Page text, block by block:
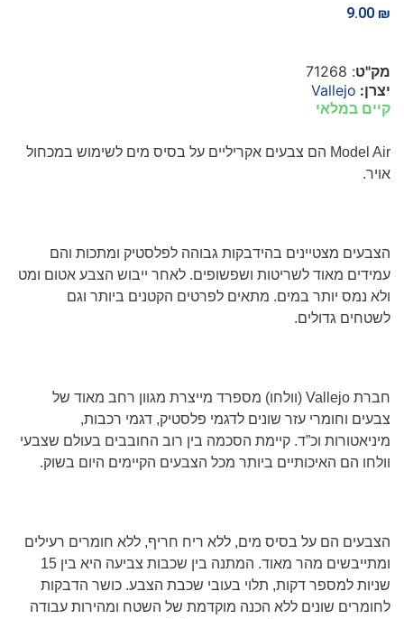
9.00 ₪
מק"ט: 71268
יצרן: Vallejo
קיים במלאי
Model Air הם צבעים אקריליים על בסיס מים לשימוש במכחול
אויר.
הצבעים מצטיינים בהידבקות גבוהה לפלסטיק ומתכות והם
עמידים מאוד לשריטות ושפשופים. לאחר ייבוש הצבע אטום ומט
ולא נמס יותר במים. מתאים לפרטים הקטנים ביותר וגם
לשטחים גדולים.
חברת Vallejo (וולחו) מספרד מייצרת מגוון רחב מאוד של
צבעים וחומרי עזר שונים לדגמי פלסטיק, דגמי רכבות,
מיניאטורות וכ”ד. קיימת הסכמה בין רוב החובבים בעולם שצבעי
וולחו הם האיכותיים ביותר מכל הצבעים הקיימים היום בשוק.
הצבעים הם על בסיס מים, ללא ריח חריף, ללא חומרים רעילים
ומתייבשים מהר מאוד. המתנה בין שכבות צביעה היא בין 15
שניות למספר דקות, תלוי בעובי שכבת הצבע. כושר הדבקות
לחומרים שונים ללא הכנה מוקדמת של השטח ומהירות עבודה